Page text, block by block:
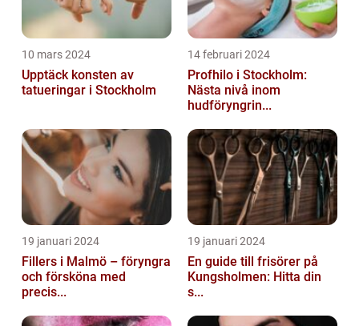
10 mars 2024
Upptäck konsten av
tatueringar i Stockholm
14 februari 2024
Profhilo i Stockholm:
Nästa nivå inom
hudföryngrin...
19 januari 2024
Fillers i Malmö – föryngra
och försköna med
precis...
19 januari 2024
En guide till frisörer på
Kungsholmen: Hitta din
s...